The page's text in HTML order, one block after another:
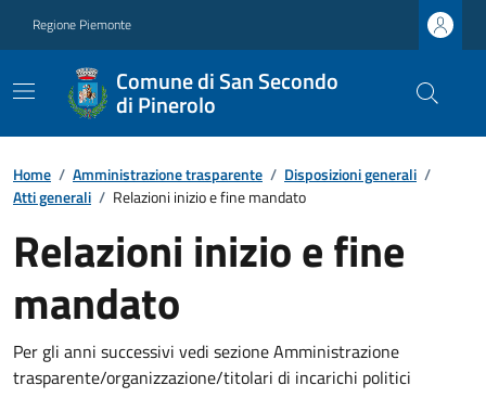
Regione Piemonte
Comune di San Secondo
di Pinerolo
Home / Amministrazione trasparente / Disposizioni generali /
Atti generali / Relazioni inizio e fine mandato
Relazioni inizio e fine
mandato
Per gli anni successivi vedi sezione Amministrazione
trasparente/organizzazione/titolari di incarichi politici